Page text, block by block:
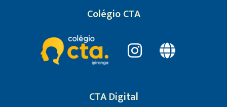
Colégio CTA
CTA Digital